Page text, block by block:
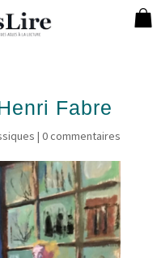
Fabre
| 0 commentaires